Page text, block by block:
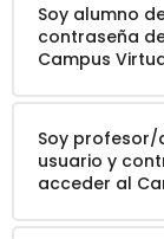
Soy alumno
contraseña
Campus
Soy profesor/
usuario y
acceder al